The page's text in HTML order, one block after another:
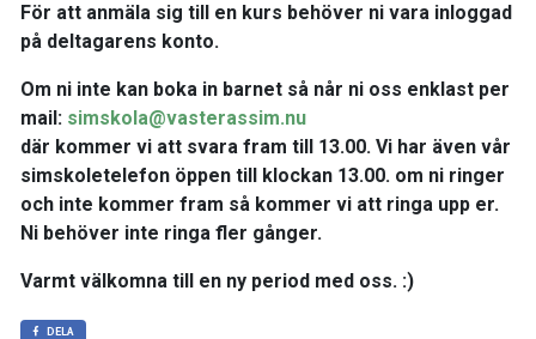
För att anmäla sig till en kurs behöver ni vara inloggad
på deltagarens konto.
Om ni inte kan boka in barnet så når ni oss enklast per
mail: simskola@vasterassim.nu
där kommer vi att svara fram till 13.00. Vi har även vår
simskoletelefon öppen till klockan 13.00. om ni ringer
och inte kommer fram så kommer vi att ringa upp er.
Ni behöver inte ringa fler gånger.
Varmt välkomna till en ny period med oss. :)
DELA